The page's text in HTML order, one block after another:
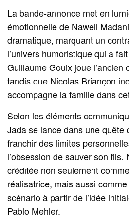
La bande-annonce met en
émotionnelle de Nawell
dramatique, marquant un
l’univers humoristique qui a
Guillaume Gouix joue l’ancien
tandis que Nicolas Briançon
accompagne la famille dans
Selon les éléments
Jada se lance dans une quête
franchir des limites
l’obsession de sauver son fils.
créditée non seulement
réalisatrice, mais aussi
scénario à partir de l’idée
Pablo Mehler.